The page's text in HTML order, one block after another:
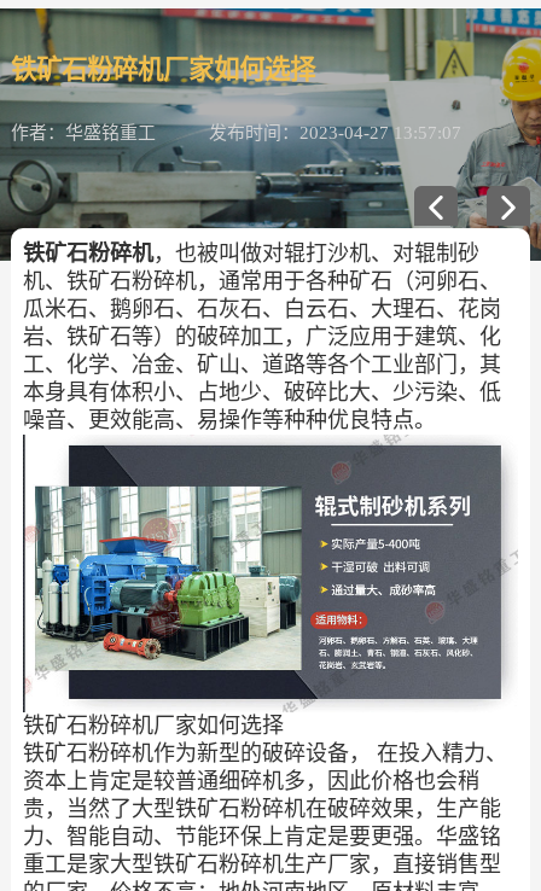
铁矿石粉碎机厂家如何选择
作者：华盛铭重工 发布时间：2023-04-27 13:57:07
铁矿石粉碎机，也被叫做对辊打沙机、对辊制砂
机、铁矿石粉碎机，通常用于各种矿石（河卵石、
瓜米石、鹅卵石、石灰石、白云石、大理石、花岗
岩、铁矿石等）的破碎加工，广泛应用于建筑、化
工、化学、冶金、矿山、道路等各个工业部门，其
本身具有体积小、占地少、破碎比大、少污染、低
噪音、更效能高、易操作等种种优良特点。
铁矿石粉碎机厂家如何选择
铁矿石粉碎机作为新型的破碎设备， 在投入精力、
资本上肯定是较普通细碎机多，因此价格也会稍
贵，当然了大型铁矿石粉碎机在破碎效果，生产能
力、智能自动、节能环保上肯定是要更强。华盛铭
重工是家大型铁矿石粉碎机生产厂家，直接销售型